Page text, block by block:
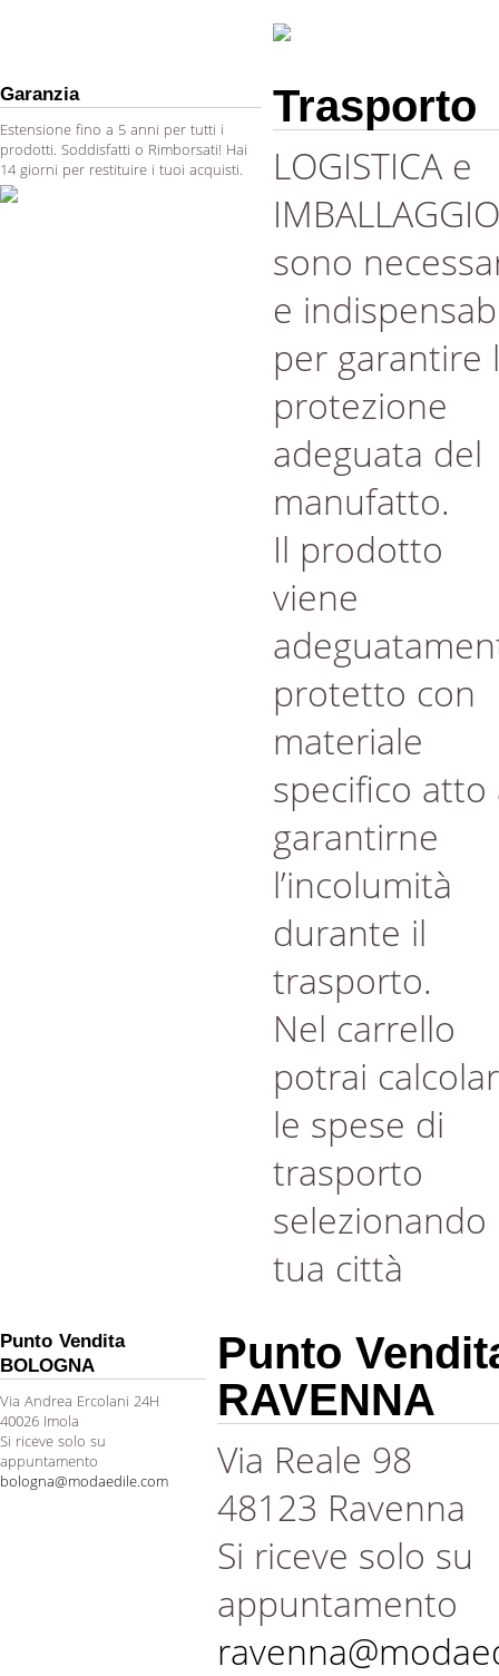
Garanzia
Estensione fino a 5 anni per tutti i
prodotti. Soddisfatti o Rimborsati! Hai
14 giorni per restituire i tuoi acquisti.
Trasporto
LOGISTICA e
IMBALLAGGIO
sono
e
per garantire
protezione
adeguata del
manufatto.
Il prodotto
viene
protetto con
materiale
specifico atto
garantirne
l’incolumità
durante il
trasporto.
Nel carrello
potrai
le spese di
trasporto
selezionando
tua città
Punto Vendita
BOLOGNA
Via Andrea Ercolani 24H
40026 Imola
Si riceve solo su
appuntamento
bologna@modaedile.com
Punto
RAVENNA
Via Reale 98
48123 Ravenna
Si riceve solo su
appuntamento